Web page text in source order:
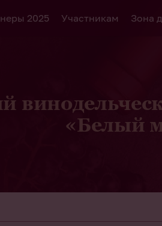
2025 Участникам Зона
«Белый